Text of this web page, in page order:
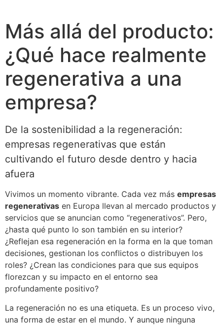
Más allá del producto:
¿Qué hace realmente
regenerativa a una
empresa?
De la sostenibilidad a la regeneración:
empresas regenerativas que están
cultivando el futuro desde dentro y hacia
afuera
Vivimos un momento vibrante. Cada vez más empresas
regenerativas en Europa llevan al mercado productos y
servicios que se anuncian como “regenerativos”. Pero,
¿hasta qué punto lo son también en su interior?
¿Reflejan esa regeneración en la forma en la que toman
decisiones, gestionan los conflictos o distribuyen los
roles? ¿Crean las condiciones para que sus equipos
florezcan y su impacto en el entorno sea
profundamente positivo?
La regeneración no es una etiqueta. Es un proceso vivo,
una forma de estar en el mundo. Y aunque ninguna